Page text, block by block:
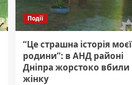
Події
“Це страшна історія моєї
родини”: в АНД районі
Дніпра жорстоко вбили
жінку